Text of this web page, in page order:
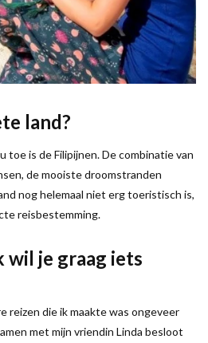
land?
is de Filipijnen. De combinatie van
de mooiste droomstranden
nog helemaal niet erg toeristisch is,
reisbestemming.
wil je graag iets
reizen die ik maakte was ongeveer
met mijn vriendin Linda besloot